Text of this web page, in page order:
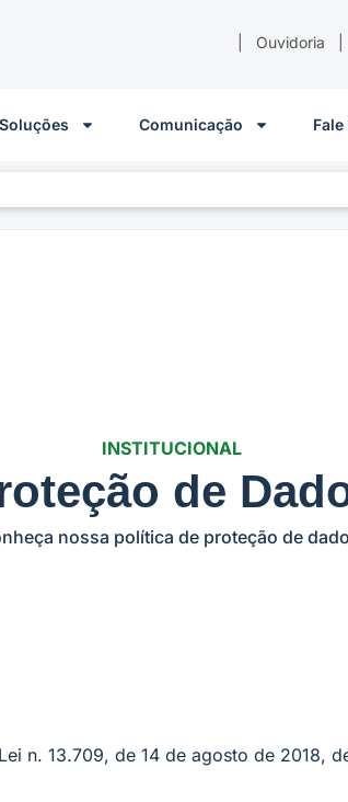
Ouvidoria
Soluções Comunicação
INSTITUCIONAL
de
nossa política de proteção de
n. 13.709, de 14 de agosto de 2018,